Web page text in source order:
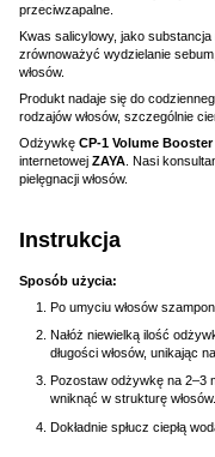
przeciwzapalne.
Kwas salicylowy, jako
zrównoważyć wydzielanie
włosów.
Produkt nadaje się do
rodzajów włosów, szczególnie
Odżywkę CP-1 Volume
internetowej ZAYA . Nasi
pielęgnacji włosów.
Instrukcja
Sposób użycia:
Po umyciu włosów
Nałóż niewielką ilość
długości włosów, unikając
Pozostaw odżywkę na 2–3
wniknąć w strukturę włosów.
Dokładnie spłucz ciepłą